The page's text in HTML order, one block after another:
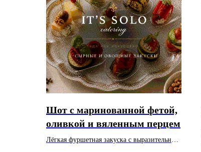
Шот с маринованной фетой,
оливкой и вяленным перцем
Лёгкая фуршетная закуска с выразительным